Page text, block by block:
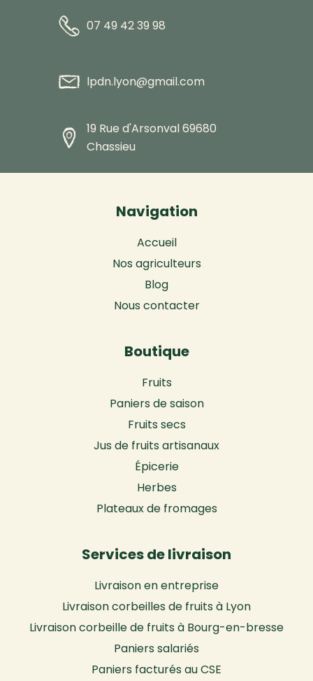
07 49 42 39 98
lpdn.lyon@gmail.com
19 Rue d'Arsonval 69680
Chassieu
Navigation
Accueil
Nos agriculteurs
Blog
Nous contacter
Boutique
Fruits
Paniers de saison
Fruits secs
Jus de fruits artisanaux
Épicerie
Herbes
Plateaux de fromages
Services de livraison
Livraison en entreprise
Livraison corbeilles de fruits à Lyon
Livraison corbeille de fruits à Bourg-en-bresse
Paniers salariés
Paniers facturés au CSE